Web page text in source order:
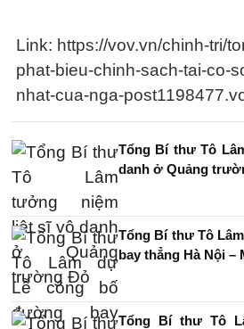
Link: https://vov.vn/chinh-tri/
phat-bieu-chinh-sach-tai-co-
nhat-cua-nga-
Tổng Bí thư Tô
danh ở Quảng
Tổng Bí thư Tô
bay thẳng Hà Nội –
Tổng Bí thư Tô